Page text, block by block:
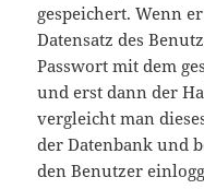
gespeichert. Wenn
Datensatz des
Passwort mit dem
und erst dann der
vergleicht man
der Datenbank und
den Benutzer